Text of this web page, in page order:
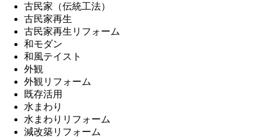
古民家（伝統工法）
古民家再生
古民家再生リフォーム
和モダン
和風テイスト
外観
外観リフォーム
既存活用
水まわり
水まわりリフォーム
減改築リフォーム